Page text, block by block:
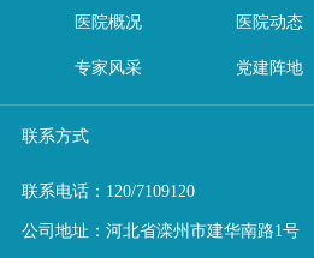
医院概况 医院动态
专家风采 党建阵地
联系方式
联系电话： 120/7109120
公司地址：河北省滦州市建华南路1号